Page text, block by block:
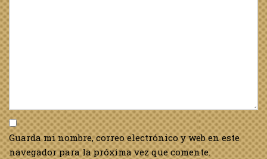
Guarda mi nombre, correo electrónico y web en este
navegador para la próxima vez que comente.